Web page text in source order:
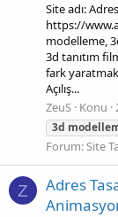
Site adı:
https://
modelleme,
3d tanıtım
fark
Açılış...
ZeuS Konu
3d
Forum:Site
Z
Adres